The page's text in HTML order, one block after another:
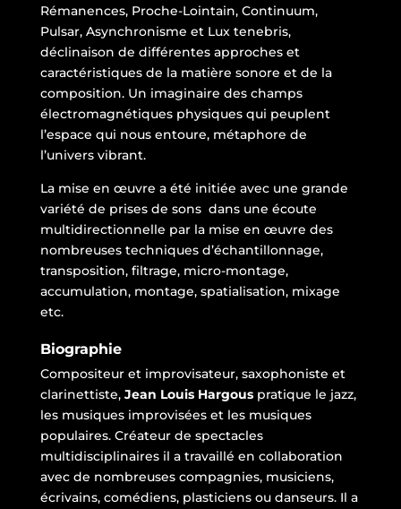
Rémanences, Proche-Lointain, Continuum,
Pulsar, Asynchronisme et Lux tenebris,
déclinaison de différentes approches et
caractéristiques de la matière sonore et de la
composition. Un imaginaire des champs
électromagnétiques physiques qui peuplent
l’espace qui nous entoure, métaphore de
l’univers vibrant.
La mise en œuvre a été initiée avec une grande
variété de prises de sons dans une écoute
multidirectionnelle par la mise en œuvre des
nombreuses techniques d’échantillonnage,
transposition, filtrage, micro-montage,
accumulation, montage, spatialisation, mixage
etc.
Biographie
Compositeur et improvisateur, saxophoniste et
clarinettiste, Jean Louis Hargouspratique le jazz,
les musiques improvisées et les musiques
populaires. Créateur de spectacles
multidisciplinaires il a travaillé en collaboration
avec de nombreuses compagnies, musiciens,
écrivains, comédiens, plasticiens ou danseurs. Il a